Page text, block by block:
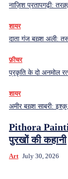
नाज़िश प्रतापगढ़ी:
शायर
दाता गंज बख़्श अली:
फ़ीचर
प्रकृति के दो अनमोल
शायर
अमीर बख़्श साबरी:
Pithora
पुरखों की कहानी
Art July 30, 2026